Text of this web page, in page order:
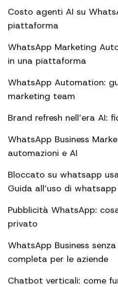
Costo agenti AI su
piattaforma
WhatsApp Marketing
in una piattaforma
WhatsApp Automation:
marketing team
Brand refresh nell’era AI:
WhatsApp Business
automazioni e AI
Bloccato su whatsapp
Guida all’uso di
Pubblicità WhatsApp:
privato
WhatsApp Business
completa per le aziende
Chatbot verticali: come